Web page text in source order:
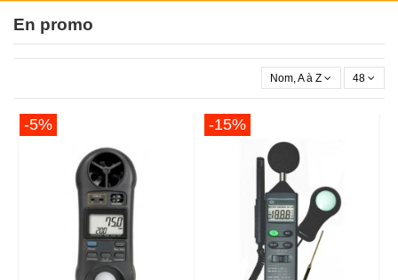
En promo
Nom, A à Z 48
-5% -15%